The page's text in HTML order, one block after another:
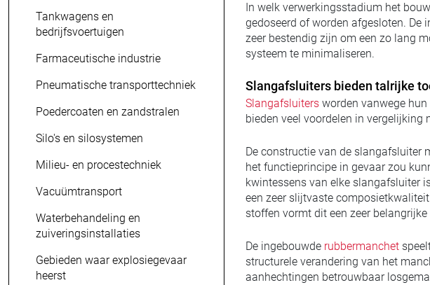
Tankwagens en
bedrijfsvoertuigen
Farmaceutische industrie
Pneumatische transporttechniek
Poedercoaten en zandstralen
Silo's en silosystemen
Milieu- en procestechniek
Vacuümtransport
Waterbehandeling en
zuiveringsinstallaties
Gebieden waar explosiegevaar
heerst
In welk verwerkingsstadium het
gedoseerd of worden afgesloten.
zeer bestendig zijn om een zo lang
systeem te minimaliseren.
Slangafsluiters bieden talrijke
Slangafsluitersworden vanwege hun
bieden veel voordelen in
De constructie van de slangafsluiter
het functieprincipe in gevaar zou
kwintessens van elke slangafsluiter
een zeer slijtvaste
stoffen vormt dit een zeer
De ingebouwde rubbermanchet
structurele verandering van het
aanhechtingen betrouwbaar